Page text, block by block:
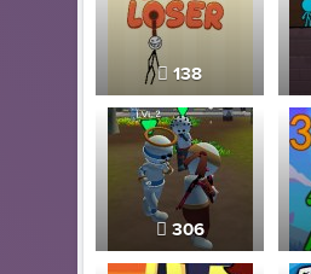
138
306